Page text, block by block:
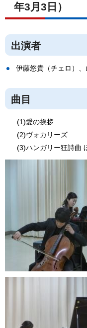
年3月3日）
出演者
伊藤悠貴（チェロ）、
曲目
(1)愛の挨拶
(2)ヴォカリーズ
(3)ハンガリー狂詩曲